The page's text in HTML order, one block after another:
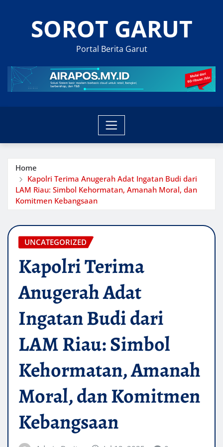
SOROT GARUT
Portal Berita Garut
Home
Kapolri Terima Anugerah Adat Ingatan Budi dari
LAM Riau: Simbol Kehormatan, Amanah Moral, dan
Komitmen Kebangsaan
UNCATEGORIZED
Kapolri Terima
Anugerah Adat
Ingatan Budi dari
LAM Riau: Simbol
Kehormatan, Amanah
Moral, dan Komitmen
Kebangsaan